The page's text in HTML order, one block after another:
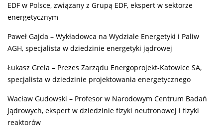
EDF w Polsce, związany z Grupą EDF, ekspert w sektorze
energetycznym
Paweł Gajda – Wykładowca na Wydziale Energetyki i Paliw
AGH, specjalista w dziedzinie energetyki jądrowej
Łukasz Grela – Prezes Zarządu Energoprojekt-Katowice SA,
specjalista w dziedzinie projektowania energetycznego
Wacław Gudowski – Profesor w Narodowym Centrum Badań
Jądrowych, ekspert w dziedzinie fizyki neutronowej i fizyki
reaktorów